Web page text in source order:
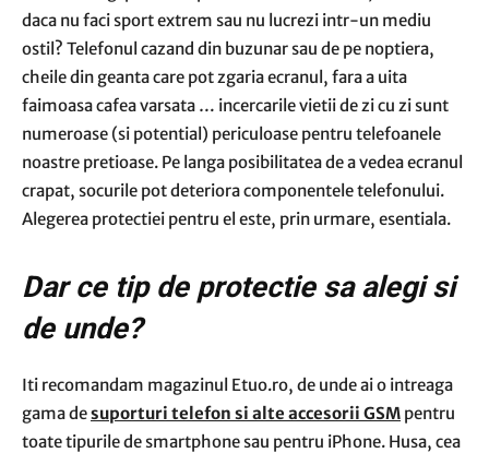
daca nu faci sport extrem sau nu lucrezi intr-un mediu
ostil? Telefonul cazand din buzunar sau de pe noptiera,
cheile din geanta care pot zgaria ecranul, fara a uita
faimoasa cafea varsata … incercarile vietii de zi cu zi sunt
numeroase (si potential) periculoase pentru telefoanele
noastre pretioase. Pe langa posibilitatea de a vedea ecranul
crapat, socurile pot deteriora componentele telefonului.
Alegerea protectiei pentru el este, prin urmare, esentiala.
Dar ce tip de protectie sa alegi si
de unde?
Iti recomandam magazinul Etuo.ro, de unde ai o intreaga
gama desuporturi telefon si alte accesorii GSM pentru
toate tipurile de smartphone sau pentru iPhone. Husa, cea